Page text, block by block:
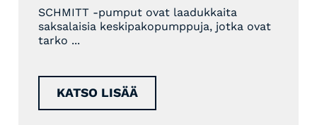
SCHMITT -pumput ovat laadukkaita
saksalaisia keskipakopumppuja, jotka ovat
tarko ...
KATSO LISÄÄ